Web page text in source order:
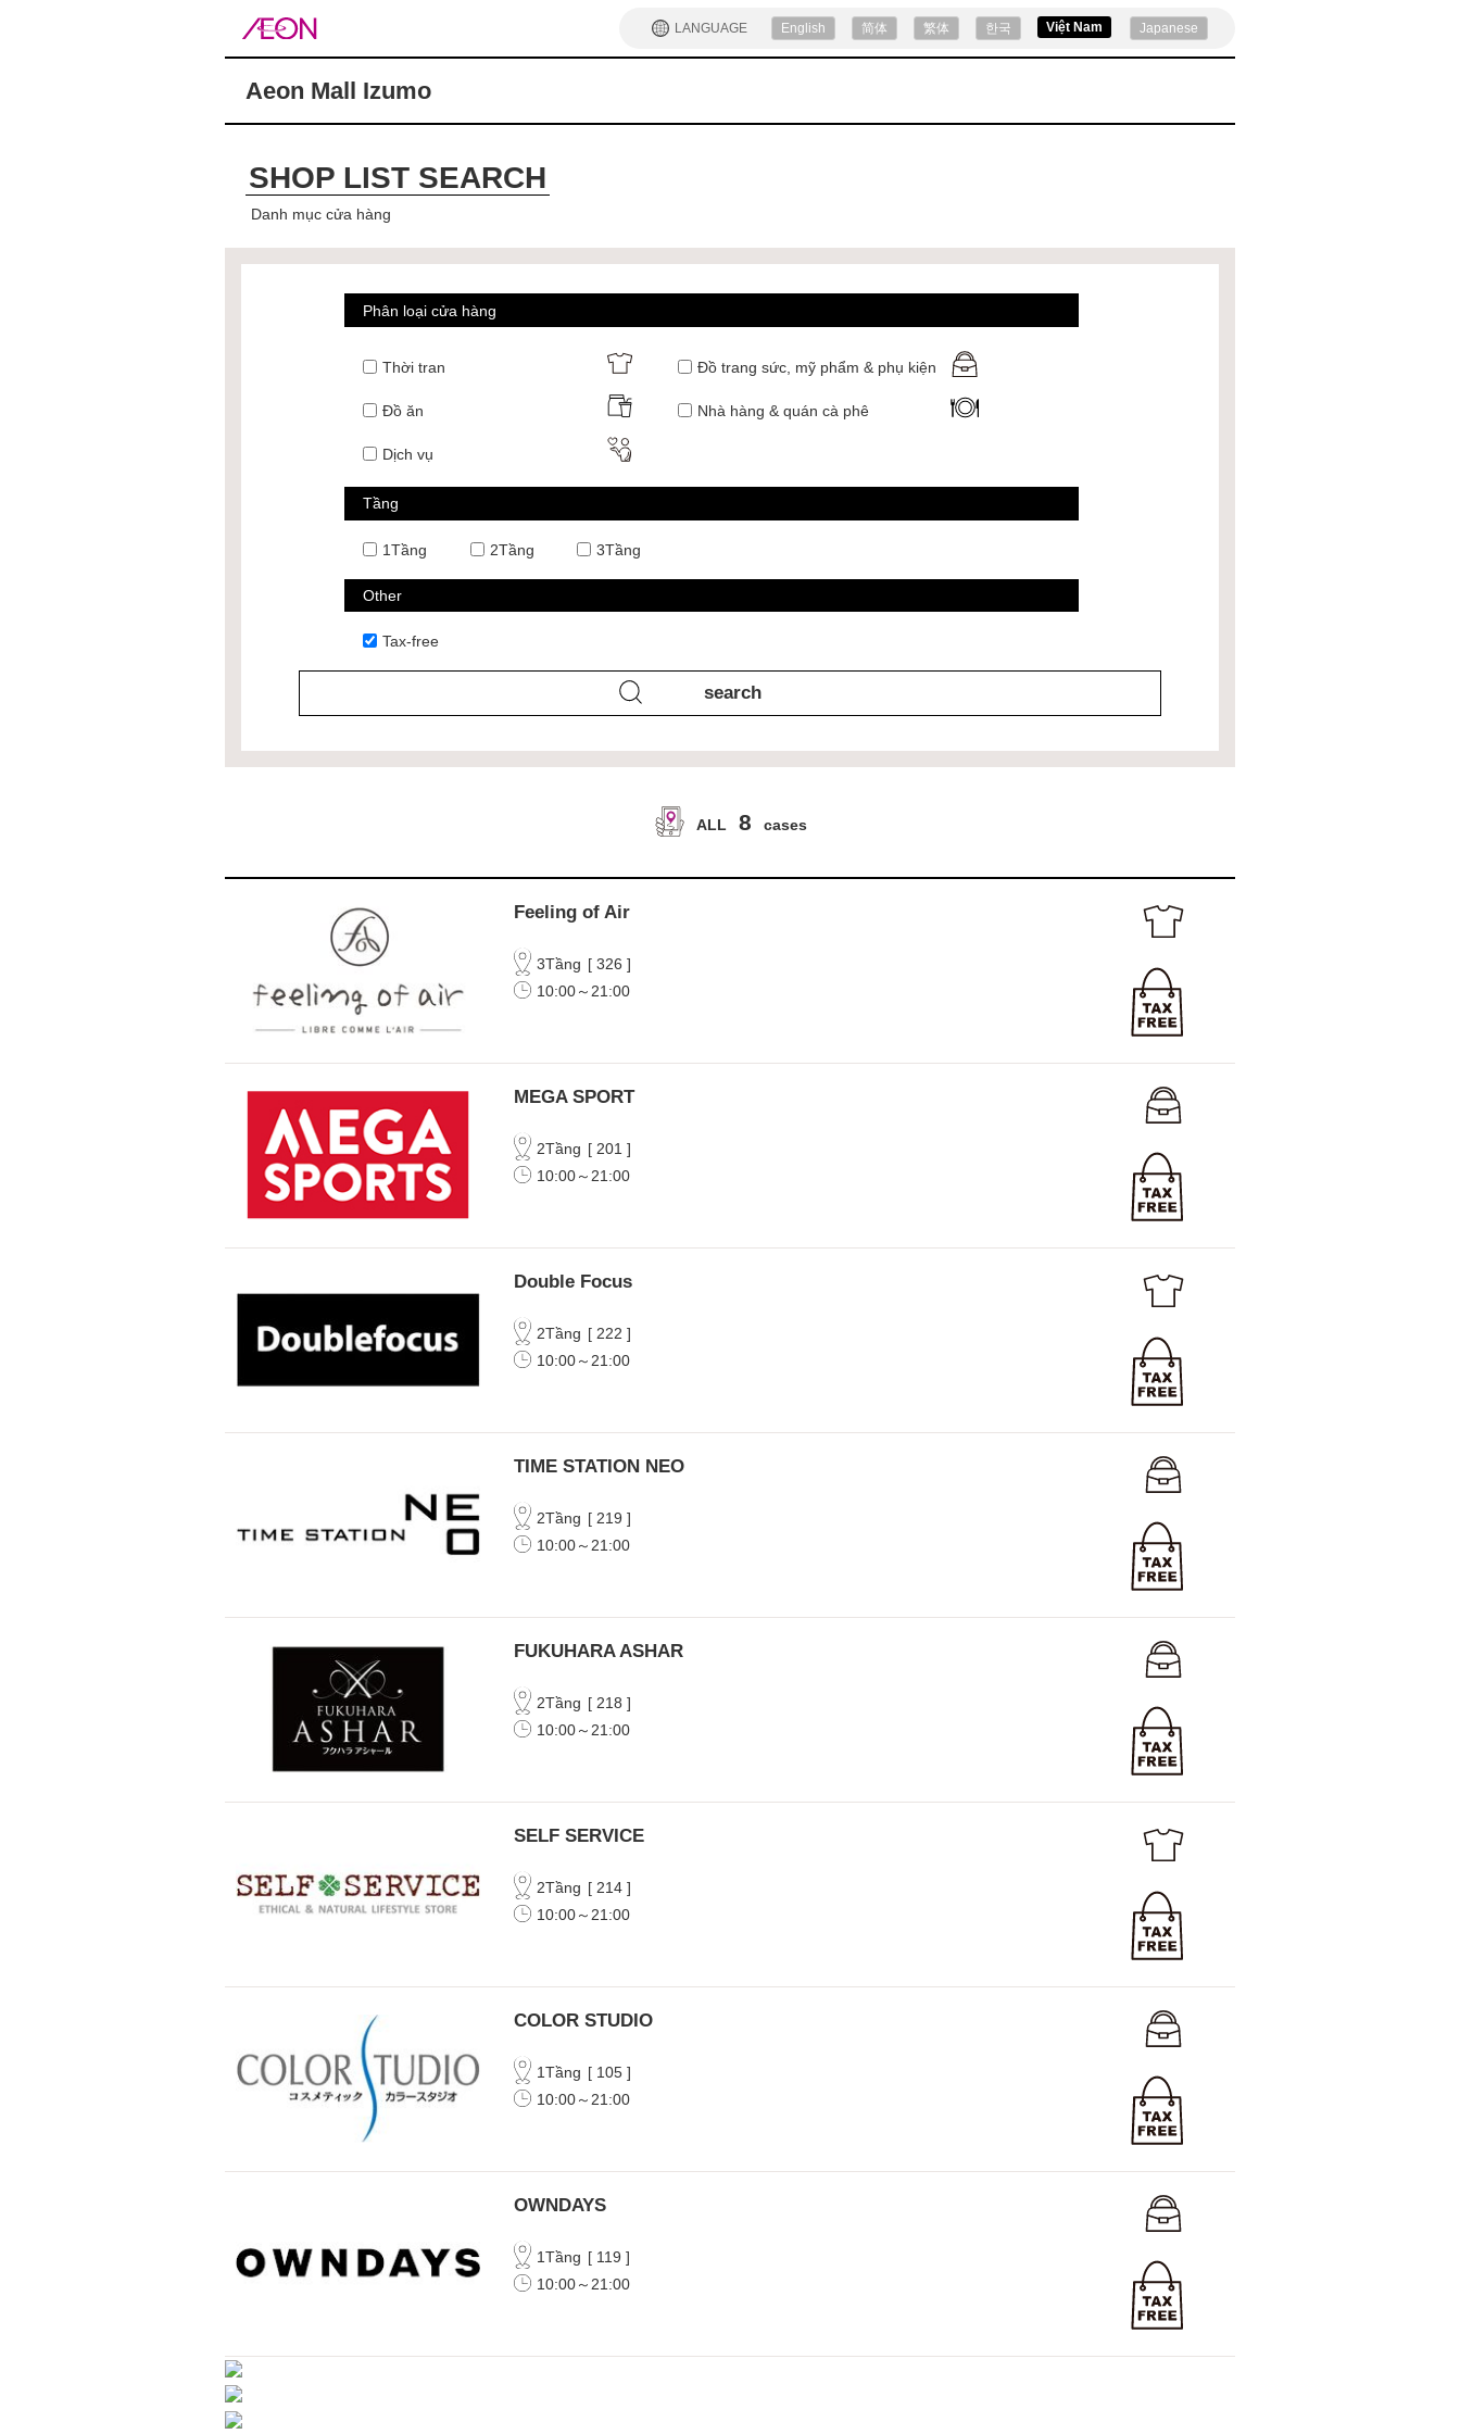
LANGUAGE English 简体 繁体 한국 Việt Nam Japanese
Aeon Mall Izumo
SHOP LIST SEARCH
Danh mục cửa hàng
Phân loại cửa hàng
Thời tran Đồ trang sức, mỹ phẩm & phụ kiện
Đồ ăn Nhà hàng & quán cà phê
Dịch vụ
Tầng
1Tầng 2Tầng 3Tầng
Other
Tax-free
ALL 8 cases
Feeling of Air
3Tầng [326 ]
10:00～21:00
MEGA SPORT
2Tầng [201 ]
10:00～21:00
Double Focus
2Tầng [222 ]
10:00～21:00
TIME STATION NEO
2Tầng [219 ]
10:00～21:00
FUKUHARA ASHAR
2Tầng [218 ]
10:00～21:00
SELF SERVICE
2Tầng [214 ]
10:00～21:00
COLOR STUDIO
1Tầng [105 ]
10:00～21:00
OWNDAYS
1Tầng [119 ]
10:00～21:00